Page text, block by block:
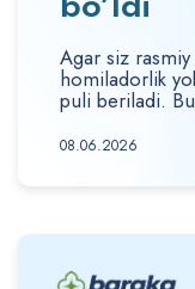
Agar siz
homiladorlik
puli beriladi.
08.06.2026